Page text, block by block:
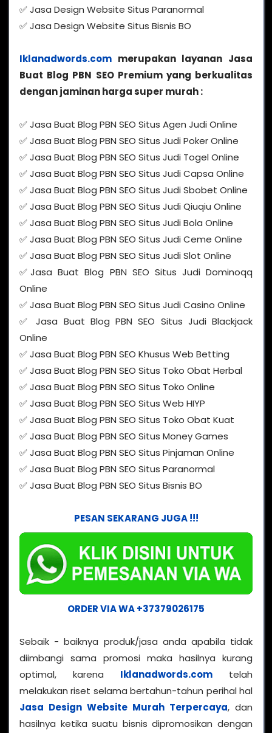
✅ Jasa Design Website Situs Paranormal
✅ Jasa Design Website Situs Bisnis BO
Iklanadwords.com merupakan layanan Jasa
Buat Blog PBN SEO Premium yang berkualitas
dengan jaminan harga super murah :
✅ Jasa Buat Blog PBN SEO Situs Agen Judi Online
✅ Jasa Buat Blog PBN SEO Situs Judi Poker Online
✅ Jasa Buat Blog PBN SEO Situs Judi Togel Online
✅ Jasa Buat Blog PBN SEO Situs Judi Capsa Online
✅ Jasa Buat Blog PBN SEO Situs Judi Sbobet Online
✅ Jasa Buat Blog PBN SEO Situs Judi Qiuqiu Online
✅ Jasa Buat Blog PBN SEO Situs Judi Bola Online
✅ Jasa Buat Blog PBN SEO Situs Judi Ceme Online
✅ Jasa Buat Blog PBN SEO Situs Judi Slot Online
✅Jasa Buat Blog PBN SEO Situs Judi Dominoqq
Online
✅ Jasa Buat Blog PBN SEO Situs Judi Casino Online
✅ Jasa Buat Blog PBN SEO Situs Judi Blackjack
Online
✅ Jasa Buat Blog PBN SEO Khusus Web Betting
✅ Jasa Buat Blog PBN SEO Situs Toko Obat Herbal
✅ Jasa Buat Blog PBN SEO Situs Toko Online
✅ Jasa Buat Blog PBN SEO Situs Web HIYP
✅ Jasa Buat Blog PBN SEO Situs Toko Obat Kuat
✅ Jasa Buat Blog PBN SEO Situs Money Games
✅ Jasa Buat Blog PBN SEO Situs Pinjaman Online
✅ Jasa Buat Blog PBN SEO Situs Paranormal
✅ Jasa Buat Blog PBN SEO Situs Bisnis BO
PESAN SEKARANG JUGA !!!
ORDER VIA WA +37379026175
Sebaik - baiknya produk/jasa anda apabila tidak
diimbangi sama promosi maka hasilnya kurang
optimal, karena Iklanadwords.com telah
melakukan riset selama bertahun-tahun perihal hal
Jasa Design Website Murah Terpercaya, dan
hasilnya ketika suatu bisnis dipromosikan dengan